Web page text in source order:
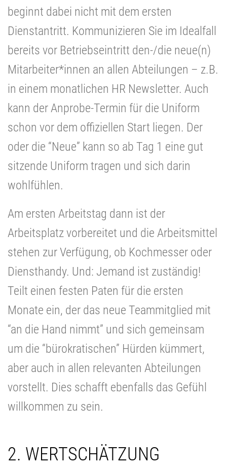
beginnt dabei nicht mit dem ersten
Dienstantritt. Kommunizieren Sie im Idealfall
bereits vor Betriebseintritt den-/die neue(n)
Mitarbeiter*innen an allen Abteilungen – z.B.
in einem monatlichen HR Newsletter. Auch
kann der Anprobe-Termin für die Uniform
schon vor dem offiziellen Start liegen. Der
oder die “Neue” kann so ab Tag 1 eine gut
sitzende Uniform tragen und sich darin
wohlfühlen.
Am ersten Arbeitstag dann ist der
Arbeitsplatz vorbereitet und die Arbeitsmittel
stehen zur Verfügung, ob Kochmesser oder
Diensthandy. Und: Jemand ist zuständig!
Teilt einen festen Paten für die ersten
Monate ein, der das neue Teammitglied mit
“an die Hand nimmt” und sich gemeinsam
um die “bürokratischen” Hürden kümmert,
aber auch in allen relevanten Abteilungen
vorstellt. Dies schafft ebenfalls das Gefühl
willkommen zu sein.
2. WERTSCHÄTZUNG